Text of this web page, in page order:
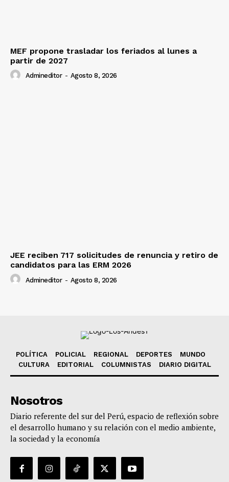
MEF propone trasladar los feriados al lunes a
partir de 2027
Admineditor - Agosto 8, 2026
JEE reciben 717 solicitudes de renuncia y retiro de
candidatos para las ERM 2026
Admineditor - Agosto 8, 2026
POLÍTICA POLICIAL REGIONAL DEPORTES
MUNDO
CULTURA
EDITORIAL COLUMNISTAS DIARIO DIGITAL
Nosotros
Diario referente del sur del Perú, espacio de reflexión sobre
el desarrollo humano y su relación con el medio ambiente,
la sociedad y la economía